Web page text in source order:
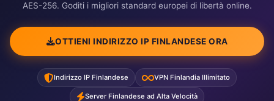
AES-256. Goditi i migliori standard europei di libertà online.
OTTIENI INDIRIZZO IP FINLANDESE ORA
Indirizzo IP Finlandese VPN Finlandia Illimitato
Server Finlandese ad Alta Velocità